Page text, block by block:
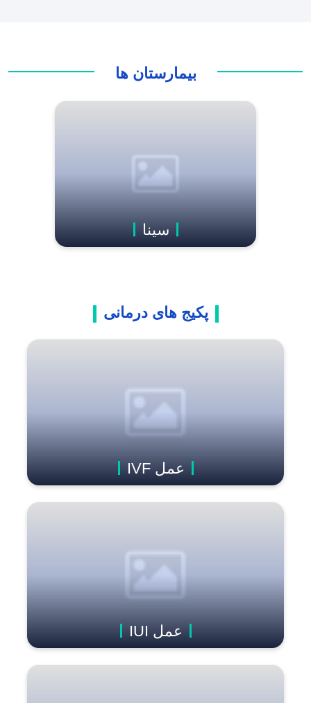
بیمارستان ها
سینا
پکیج های درمانی
عمل IVF
عمل IUI